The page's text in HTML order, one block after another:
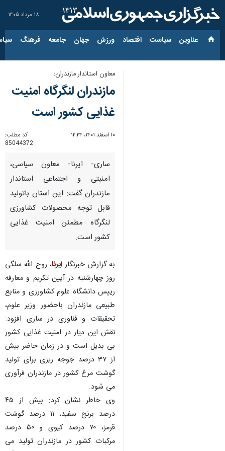
۱۸ مرداد ۱۴۰۵
عناوین‌ سیاست اقتصاد ورزش جهان جامعه فرهنگ
معاون استاندار مازندران:
مازندران لنگرگاه امنیت
غذایی کشور است
۱۰ اسفند ۱۴۰۱، ۱۲:۲۴
کد مطلب:
85044372
ساری- ایرنا- معاون سیاسی،
امنیتی و اجتماعی استاندار
مازندران گفت: این استان باتولید
قابل توجه محصولات کشاورزی
لنگرگاه مطمئن امنیت غذایی
کشور است.
به گزارش خبرنگارایرنا، روح الله سلگی
روز چهارشنبه در آیین تکریم و معارفه
رییس دانشگاه علوم کشاورزی و منابع
طبیعی مازندران باحضور وزیر علوم،
تحقیقات و فناوری در ساری افزود:
نقش این دیار در امنیت غذایی کشور
بی بدیل است و در زمان حاضر بیش
از ۳۷ درصد جوجه ریزی برای تولید
گوشت مرغ کشور در مازندران فرآوری
می شود.
وی خاطر نشان کرد: بیش از ۴۵
درصد برنج سفید، ۱۱ درصد گوشت
قرمز، ۷۰ درصد کیوی و ۵۰ درصد
مرکبات کشور در مازندران تولید می